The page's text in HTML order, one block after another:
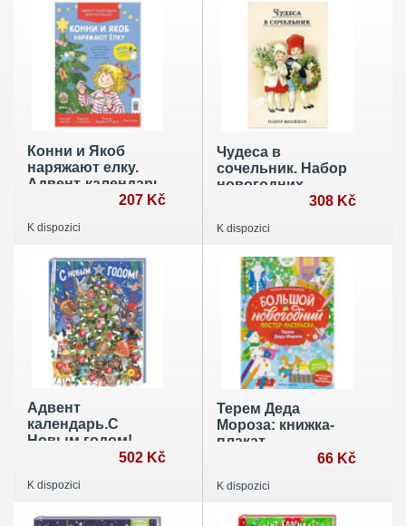
Конни и Якоб
наряжают елку.
Адвент-календарь
для малышей207 Kč
K dispozici
Чудеса в
сочельник. Набор
новогодних
308 Kč
K dispozici
Адвент
календарь.С
Новым годом!
502 Kč
K dispozici
Терем Деда
Мороза: книжка-
плакат
66 Kč
K dispozici